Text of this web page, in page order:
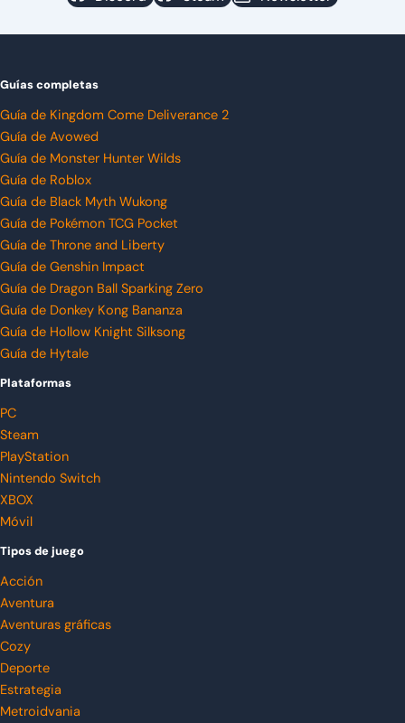
Guías completas
Guía de Kingdom Come Deliverance 2
Guía de Avowed
Guía de Monster Hunter Wilds
Guía de Roblox
Guía de Black Myth Wukong
Guía de Pokémon TCG Pocket
Guía de Throne and Liberty
Guía de Genshin Impact
Guía de Dragon Ball Sparking Zero
Guía de Donkey Kong Bananza
Guía de Hollow Knight Silksong
Guía de Hytale
Plataformas
PC
Steam
PlayStation
Nintendo Switch
XBOX
Móvil
Tipos de juego
Acción
Aventura
Aventuras gráficas
Cozy
Deporte
Estrategia
Metroidvania